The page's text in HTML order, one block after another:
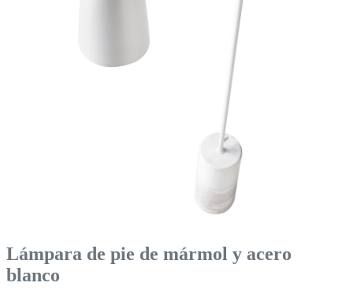
Lámpara de pie de mármol y acero
blanco